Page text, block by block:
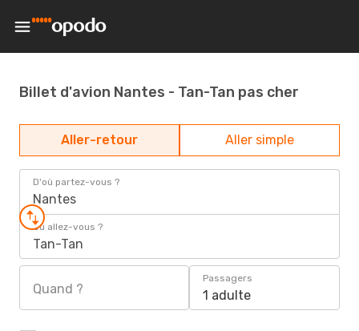
Billet d'avion Nantes - Tan-Tan pas cher
Aller-retour Aller simple
D'où partez-vous ?
Nantes
Où allez-vous ?
Tan-Tan
Quand ?
Passagers
1 adulte